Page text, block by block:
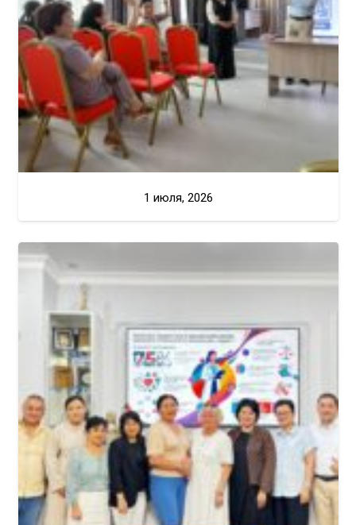
1 июля, 2026